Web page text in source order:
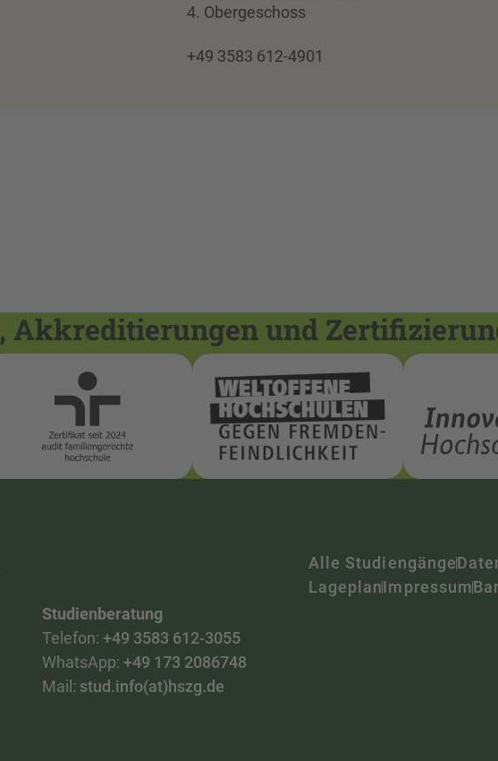
4. Obergeschoss
+49 3583 612-4901
Akkreditierungen und
Studienberatung
Telefon: +49 3583 612-3055
WhatsApp: +49 173 2086748
Mail: stud.info(at)hszg.de
Alle Studiengänge
LageplanImpressum